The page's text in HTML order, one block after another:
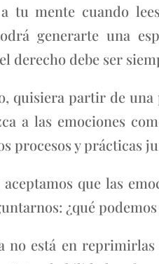
tu mente cuando
generarte una
derecho debe ser
quisiera partir de
a las emociones
procesos y prácticas
aceptamos que las
¿qué
no está en